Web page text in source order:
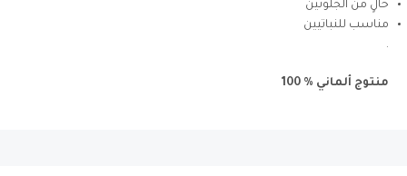
خالٍ من الجلوتين
مناسب للنباتيين
.
منتوج ألماني % 100